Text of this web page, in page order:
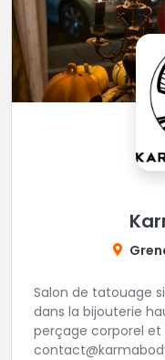
Salon de tatouage
dans la bijouterie
perçage corporel